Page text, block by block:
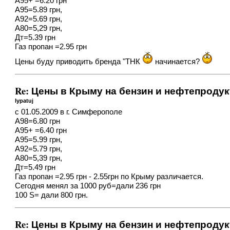
А95=5.89 грн,
А92=5.69 грн,
А80=5,29 грн,
Дт=5.39 грн
Газ пропан =2.95 грн
Цены буду приводить бренда "ТНК
начинается?
Re: Цены в Крыму на бензин и
lypatuj
с 01.05.2009 в г. Симферополе
А98=6.80 грн
А95+ =6.40 грн
А95=5.99 грн,
А92=5.79 грн,
А80=5,39 грн,
Дт=5.49 грн
Газ пропан =2.95 грн - 2.55грн по Крыму различается.
Сегодня менял за 1000 руб=дали 236 грн
100 S= дали 800 грн.
Re: Цены в Крыму на бензин и